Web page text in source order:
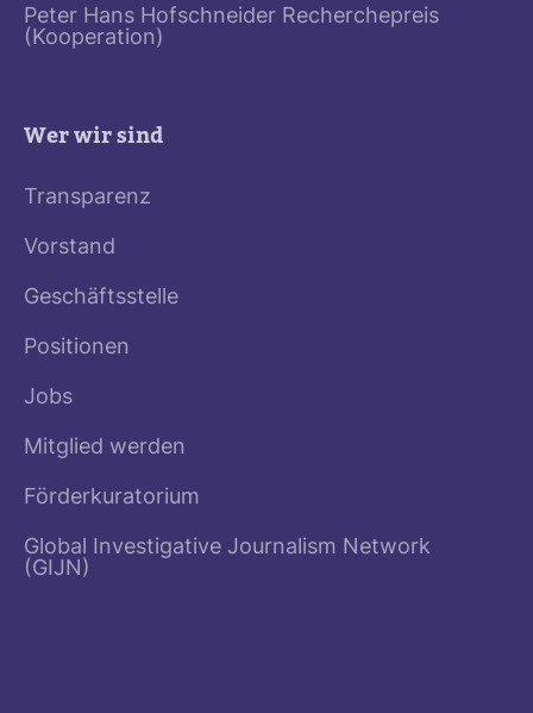
Peter Hans Hofschneider Recherchepreis
(Kooperation)
Wer wir sind
Transparenz
Vorstand
Geschäftsstelle
Positionen
Jobs
Mitglied werden
Förderkuratorium
Global Investigative Journalism Network
(GIJN)